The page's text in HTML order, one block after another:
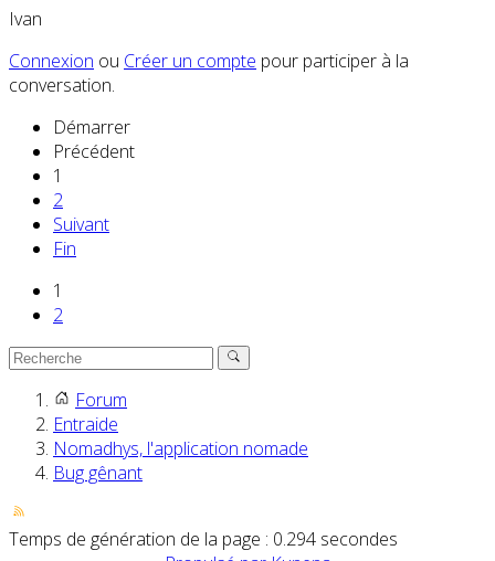
Ivan
Connexion ou Créer un compte pour participer à la
conversation.
Démarrer
Précédent
1
2
Suivant
Fin
1
2
Forum
Entraide
Nomadhys, l'application nomade
Bug gênant
Temps de génération de la page : 0.294 secondes